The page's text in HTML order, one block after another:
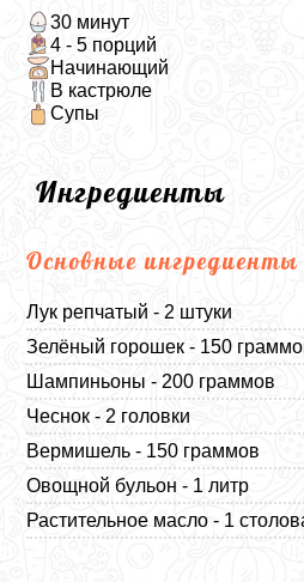
30 минут
4 - 5 порций
Начинающий
В кастрюле
Супы
Ингредиенты
Основные ингредиенты
Лук репчатый - 2 штуки
Зелёный горошек - 150
Шампиньоны - 200 граммов
Чеснок - 2 головки
Вермишель - 150 граммов
Овощной бульон - 1 литр
Растительное масло - 1